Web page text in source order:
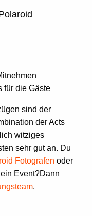
für die Gäste
sind der
der Acts
witziges
sehr gut an. Du
Fotografen oder
Event?Dann
.